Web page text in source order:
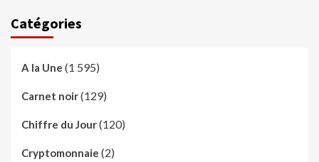
Catégories
A la Une (1 595)
Carnet noir(129)
Chiffre du Jour(120)
Cryptomonnaie (2)